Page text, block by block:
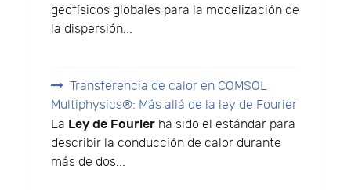
geofísicos globales para la modelización de
la dispersión...
Transferencia de calor en COMSOL
Multiphysics®: Más allá de la ley de Fourier
La Ley de Fourier ha sido el estándar para
describir la conducción de calor durante
más de dos...